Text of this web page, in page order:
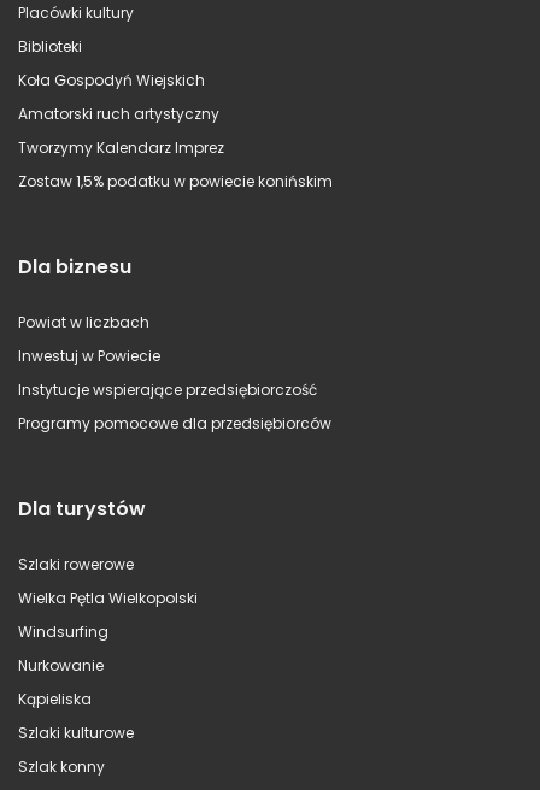
Placówki kultury
Biblioteki
Koła Gospodyń Wiejskich
Amatorski ruch artystyczny
Tworzymy Kalendarz Imprez
Zostaw 1,5% podatku w powiecie konińskim
Dla biznesu
Powiat w liczbach
Inwestuj w Powiecie
Instytucje wspierające przedsiębiorczość
Programy pomocowe dla przedsiębiorców
Dla turystów
Szlaki rowerowe
Wielka Pętla Wielkopolski
Windsurfing
Nurkowanie
Kąpieliska
Szlaki kulturowe
Szlak konny